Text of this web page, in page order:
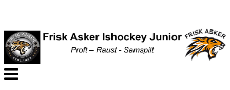
Veksle
navigasjon